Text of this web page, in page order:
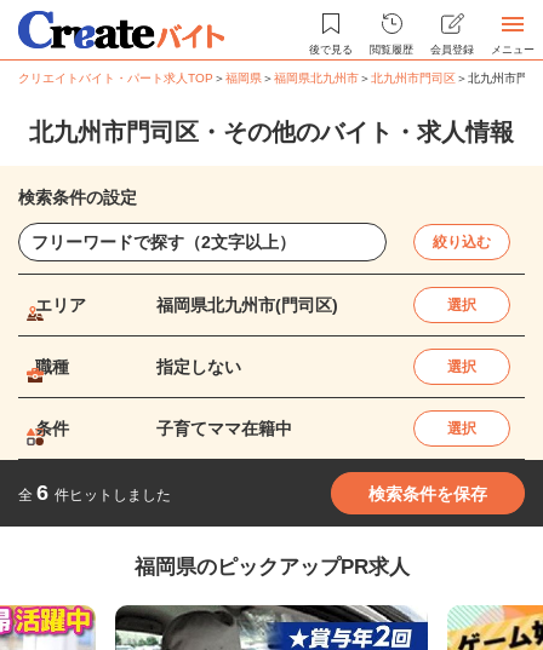
後で見る 閲覧履歴 会員登録 メニュー
クリエイトバイト・パート求人TOP ＞福岡県＞福岡県北九州市＞北九州市門司区＞北九州市門
北九州市門司区・その他のバイト・求人情報
検索条件の設定
絞り込む
エリア 福岡県北九州市(門司区) 選択
職種 指定しない 選択
条件 子育てママ在籍中 選択
全 6 件ヒットしました 検索条件を保存
福岡県のピックアップPR求人